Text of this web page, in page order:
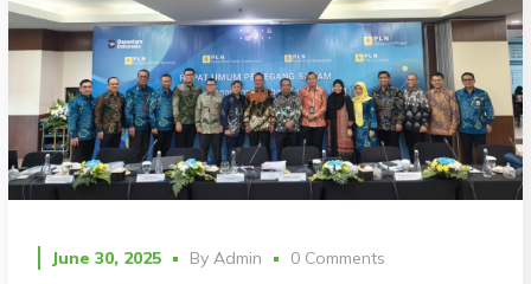
June 30, 2025 ByAdmin 0 Comments